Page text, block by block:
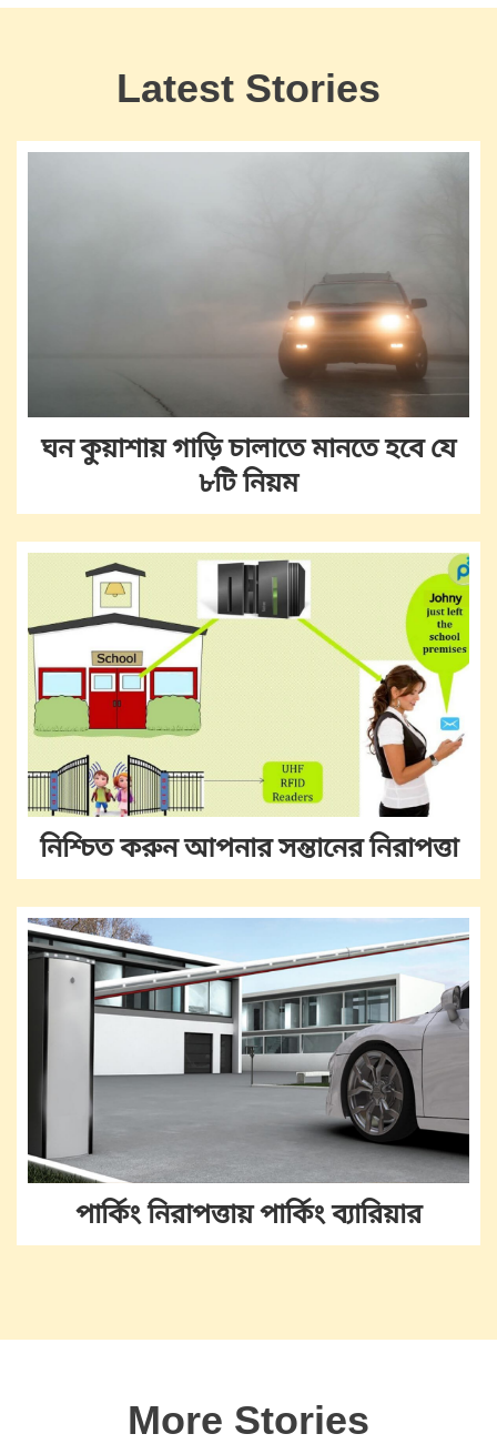
Latest Stories
ঘন কুয়াশায় গাড়ি চালাতে মানতে হবে যে
৮টি নিয়ম
নিশ্চিত করুন আপনার সন্তানের নিরাপত্তা
পার্কিং নিরাপত্তায় পার্কিং ব্যারিয়ার
More Stories